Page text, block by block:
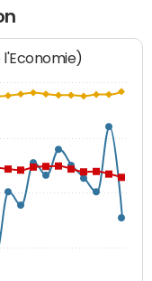
l'Economie)